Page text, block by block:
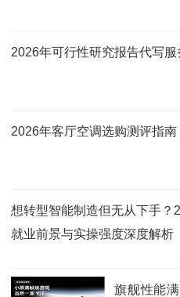
2026年可行性研究报告代写
2026年客厅空调选购测评指南
想转型智能制造但无从下手？
就业前景与实操强度深度解析
旗舰性能